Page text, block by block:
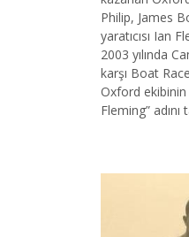
Philip, James
yaratıcısı Ian
2003 yılında
karşı Boat
Oxford ekibinin
Fleming” adını